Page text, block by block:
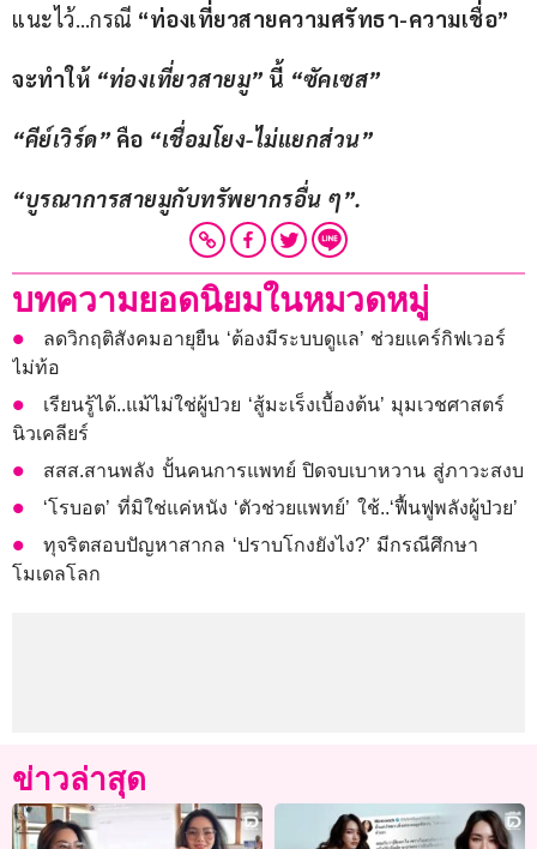
แนะไว้…กรณี “ท่องเที่ยวสายความศรัทธา-ความเชื่อ”
จะทำให้ “ท่องเที่ยวสายมู” นี้ “ซัคเซส”
“คีย์เวิร์ด” คือ “เชื่อมโยง-ไม่แยกส่วน”
“บูรณาการสายมูกับทรัพยากรอื่น ๆ”.
บทความยอดนิยมในหมวดหมู่
ลดวิกฤติสังคมอายุยืน ‘ต้องมีระบบดูแล’ ช่วยแคร์กิฟเวอร์
ไม่ท้อ
เรียนรู้ได้..แม้ไม่ใช่ผู้ป่วย ‘สู้มะเร็งเบื้องต้น’ มุมเวชศาสตร์
นิวเคลียร์
สสส.สานพลัง ปั้นคนการแพทย์ ปิดจบเบาหวาน สู่ภาวะสงบ
‘โรบอต’ ที่มิใช่แค่หนัง ‘ตัวช่วยแพทย์’ ใช้..‘ฟื้นฟูพลังผู้ป่วย’
ทุจริตสอบปัญหาสากล ‘ปราบโกงยังไง?’ มีกรณีศึกษา
โมเดลโลก
ข่าวล่าสุด